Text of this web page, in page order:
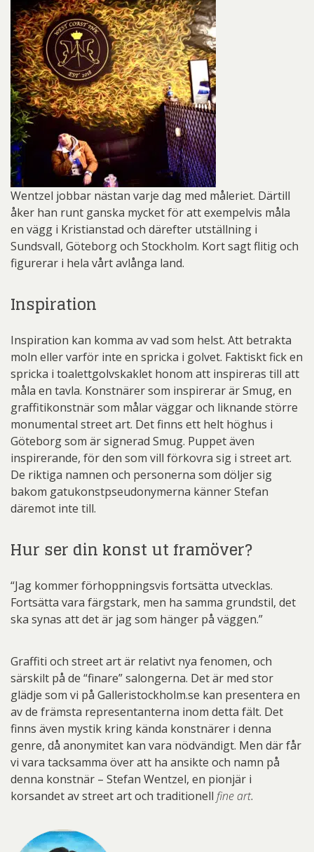
Wentzel jobbar nästan varje dag med måleriet. Därtill
åker han runt ganska mycket för att exempelvis måla
en vägg i Kristianstad och därefter utställning i
Sundsvall, Göteborg och Stockholm. Kort sagt flitig och
figurerar i hela vårt avlånga land.
Inspiration
Inspiration kan komma av vad som helst. Att betrakta
moln eller varför inte en spricka i golvet. Faktiskt fick en
spricka i toalettgolvskaklet honom att inspireras till att
måla en tavla. Konstnärer som inspirerar är Smug, en
graffitikonstnär som målar väggar och liknande större
monumental street art. Det finns ett helt höghus i
Göteborg som är signerad Smug. Puppet även
inspirerande, för den som vill förkovra sig i street art.
De riktiga namnen och personerna som döljer sig
bakom gatukonstpseudonymerna känner Stefan
däremot inte till.
Hur ser din konst ut framöver?
“Jag kommer förhoppningsvis fortsätta utvecklas.
Fortsätta vara färgstark, men ha samma grundstil, det
ska synas att det är jag som hänger på väggen.”
Graffiti och street art är relativt nya fenomen, och
särskilt på de “finare” salongerna. Det är med stor
glädje som vi på Galleristockholm.se kan presentera en
av de främsta representanterna inom detta fält. Det
finns även mystik kring kända konstnärer i denna
genre, då anonymitet kan vara nödvändigt. Men där får
vi vara tacksamma över att ha ansikte och namn på
denna konstnär – Stefan Wentzel, en pionjär i
korsandet av street art och traditionell fine art.